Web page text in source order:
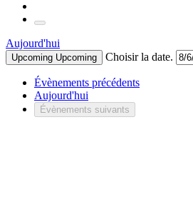
Aujourd'hui
Upcoming Upcoming Choisir la date.
Évènements précédents
Aujourd'hui
Évènements suivants